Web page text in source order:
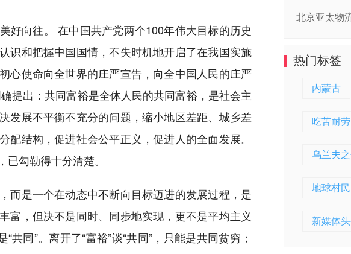
好向往。 在中国共产党两个100年伟大目标的历史
识和把握中国国情，不失时机地开启了在我国实施
心使命向全世界的庄严宣告，向全中国人民的庄严
提出：共同富裕是全体人民的共同富裕，是社会主
发展不平衡不充分的问题，缩小地区差距、城乡差
结构，促进社会公平正义，促进人的全面发展。
勾勒得十分清楚。
而是一个在动态中不断向目标迈进的发展过程，是
富，但决不是同时、同步地实现，更不是平均主义
同”。离开了“富裕”谈“共同”，只能是共同贫穷；
北京亚太物
热门标签
内蒙古
吃苦耐劳
乌兰夫
地球村民
新媒体